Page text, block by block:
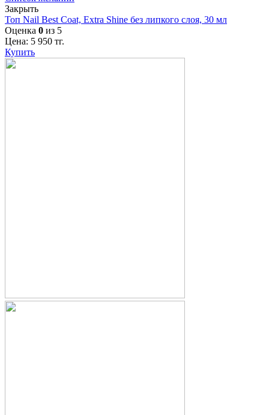
Закрыть
Топ Nail Best Coat, Extra Shine без липкого слоя, 30 мл
Оценка 0 из 5
Цена: 5 950 тг.
Купить